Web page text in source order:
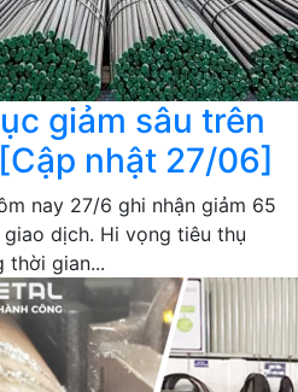
giảm sâu trên
nhật 27/06]
nay 27/6 ghi nhận giảm 65
dịch. Hi vọng tiêu thụ
thời gian...